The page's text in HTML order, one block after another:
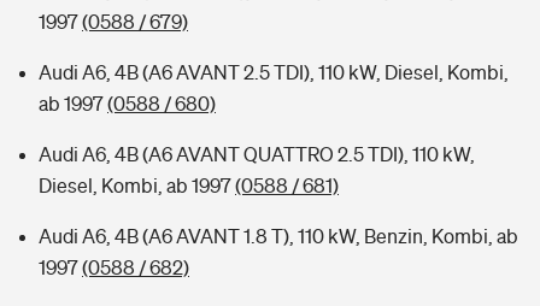
1997(0588 / 679)
Audi A6, 4B (A6 AVANT 2.5 TDI), 110 kW, Diesel, Kombi,
ab 1997(0588 / 680)
Audi A6, 4B (A6 AVANT QUATTRO 2.5 TDI), 110 kW,
Diesel, Kombi, ab 1997(0588 / 681)
Audi A6, 4B (A6 AVANT 1.8 T), 110 kW, Benzin, Kombi, ab
1997(0588 / 682)